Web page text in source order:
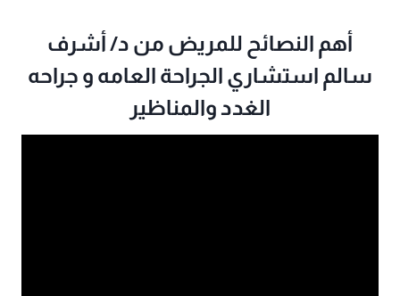
أهم النصائح للمريض من د/ أشرف
سالم استشاري الجراحة العامه و جراحه
الغدد والمناظير